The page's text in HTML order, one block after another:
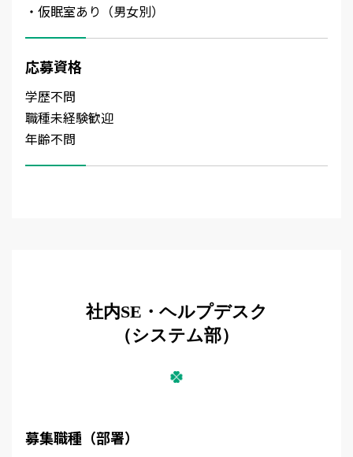
・仮眠室あり（男女別）
応募資格
学歴不問
職種未経験歓迎
年齢不問
社内SE・ヘルプデスク
（システム部）
募集職種（部署）